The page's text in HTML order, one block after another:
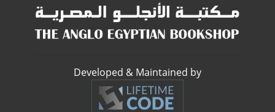
Developed & Maintained by